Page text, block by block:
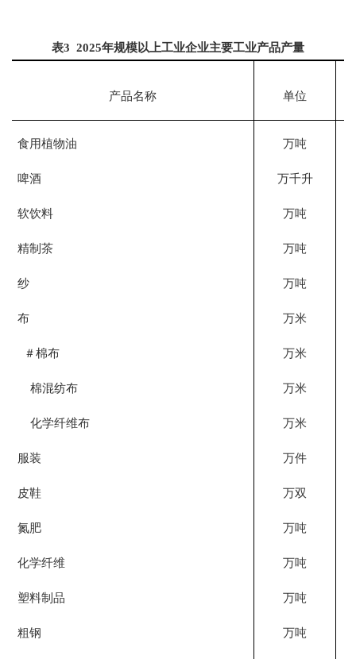
表3 2025年规模以上工业企业主要工业产品产量
产品名称 单位
食用植物油 万吨
啤酒 万千升
软饮料 万吨
精制茶 万吨
纱 万吨
布 万米
＃棉布 万米
棉混纺布 万米
化学纤维布 万米
服装 万件
皮鞋 万双
氮肥 万吨
化学纤维 万吨
塑料制品 万吨
粗钢 万吨